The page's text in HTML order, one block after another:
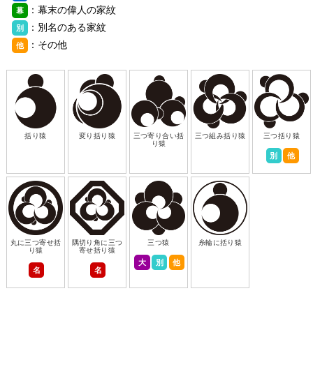
幕 ：幕末の偉人の家紋
別 ：別名のある家紋
他 ：その他
括り猿 変り括り猿
三つ寄り合い括
り猿
三つ組み括り猿 三つ括り猿
別 他
丸に三つ寄せ括
り猿
名
隅切り角に三つ
寄せ括り猿
名
三つ猿
大 別 他
糸輪に括り猿